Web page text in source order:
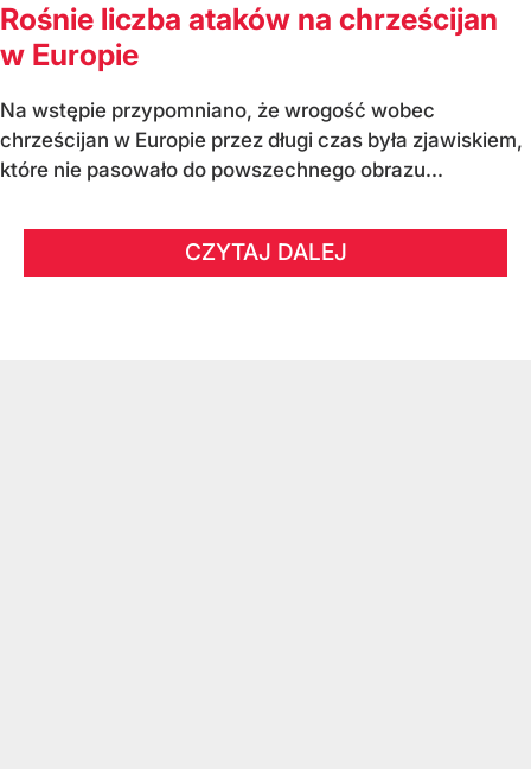
Rośnie liczba ataków na chrześcijan
w Europie
Na wstępie przypomniano, że wrogość wobec
chrześcijan w Europie przez długi czas była zjawiskiem,
które nie pasowało do powszechnego obrazu...
CZYTAJ DALEJ